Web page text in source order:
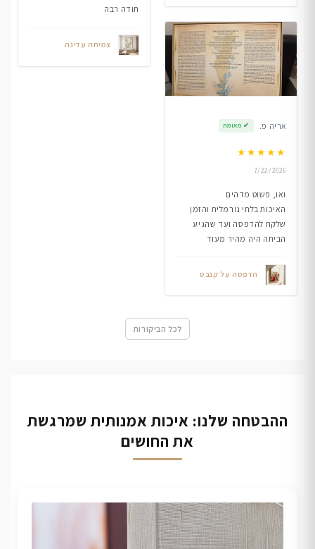
אריה פ. ✔ מאומת
★★★★★
7/22/2026
ואו, פשוט מדהים
האיכות בלתי נורמלית והזמן
שלקח להדפסה ועד שהגיע
הביתה היה מהיר מעוד
הדפסה על קנבס
תודה רבה
צמיחה עדינה
לכל הביקורות
ההבטחה שלנו: איכות אמנותית שמרגשת
את החושים